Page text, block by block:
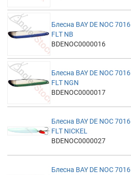
Блесна BAY DE NOC 7016
FLT NB
BDENOC0000016
Блесна BAY DE NOC 7016
FLT NGN
BDENOC0000017
Блесна BAY DE NOC 7016
FLT NICKEL
BDENOC0000027
Блесна BAY DE NOC 7016